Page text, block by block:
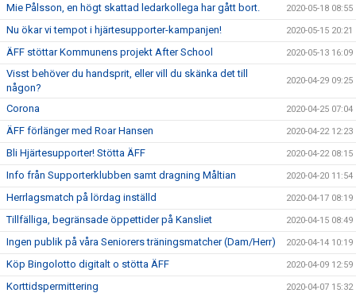
Mie Pålsson, en högt skattad ledarkollega har gått bort. 2020-05-18 08:55
Nu ökar vi tempot i hjärtesupporter-kampanjen! 2020-05-15 20:21
ÄFF stöttar Kommunens projekt After School 2020-05-13 16:09
Visst behöver du handsprit, eller vill du skänka det till
någon?
2020-04-29 09:25
Corona 2020-04-25 07:04
ÄFF förlänger med Roar Hansen 2020-04-22 12:23
Bli Hjärtesupporter! Stötta ÄFF 2020-04-22 08:15
Info från Supporterklubben samt dragning Måltian 2020-04-20 11:54
Herrlagsmatch på lördag inställd 2020-04-17 08:19
Tillfälliga, begränsade öppettider på Kansliet 2020-04-15 08:49
Ingen publik på våra Seniorers träningsmatcher (Dam/Herr) 2020-04-14 10:19
Köp Bingolotto digitalt o stötta ÄFF 2020-04-09 12:59
Korttidspermittering 2020-04-07 15:32